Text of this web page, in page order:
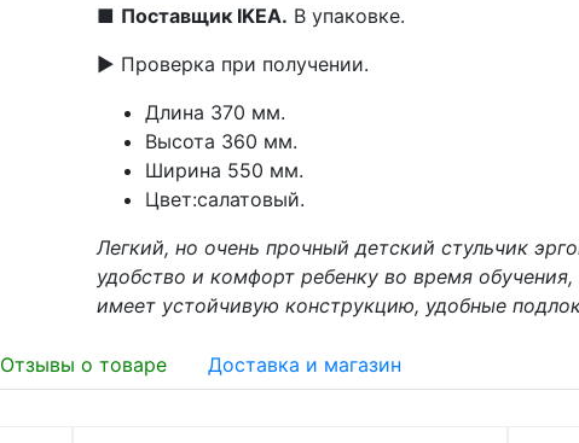
■ Поставщик IKEA. В упаковке.
▶ Проверка при получении.
Длина 370 мм.
Высота 360 мм.
Ширина 550 мм.
Цвет:салатовый.
Легкий, но очень прочный детский стульчик
удобство и комфорт ребенку во время
имеет устойчивую конструкцию, удобные
Отзывы о товаре Доставка и магазин